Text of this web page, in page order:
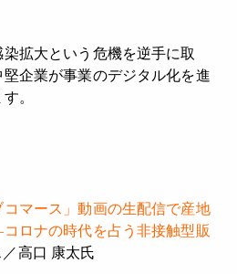
拡大という危機を逆手に取
企業が事業のデジタル化を進
。
マース」動画の生配信で産地
ロナの時代を占う非接触型販
／高口 康太氏